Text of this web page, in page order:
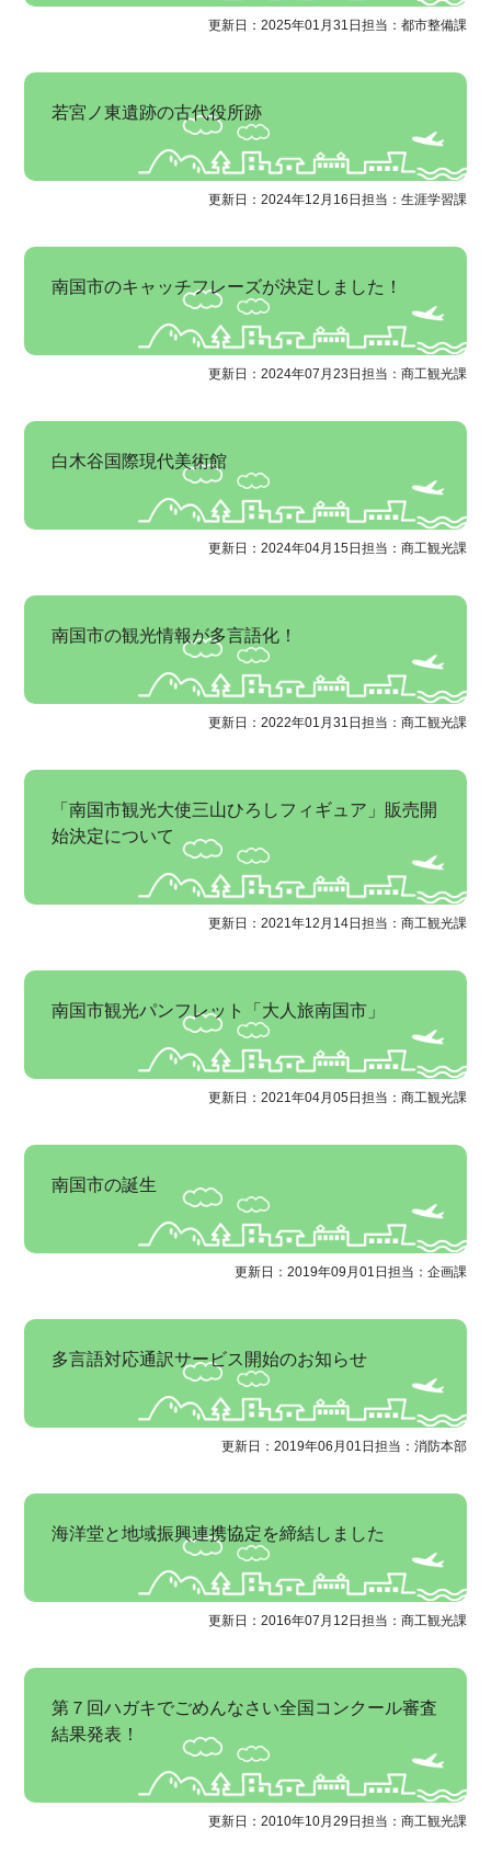
更新日：2025年01月31日 担当：都市整備課
若宮ノ東遺跡の古代役所跡
更新日：2024年12月16日 担当：生涯学習課
南国市のキャッチフレーズが決定しました！
更新日：2024年07月23日 担当：商工観光課
白木谷国際現代美術館
更新日：2024年04月15日 担当：商工観光課
南国市の観光情報が多言語化！
更新日：2022年01月31日 担当：商工観光課
「南国市観光大使三山ひろしフィギュア」販売開
始決定について
更新日：2021年12月14日 担当：商工観光課
南国市観光パンフレット「大人旅南国市」
更新日：2021年04月05日 担当：商工観光課
南国市の誕生
更新日：2019年09月01日 担当：企画課
多言語対応通訳サービス開始のお知らせ
更新日：2019年06月01日 担当：消防本部
海洋堂と地域振興連携協定を締結しました
更新日：2016年07月12日 担当：商工観光課
第７回ハガキでごめんなさい全国コンクール審査
結果発表！
更新日：2010年10月29日 担当：商工観光課